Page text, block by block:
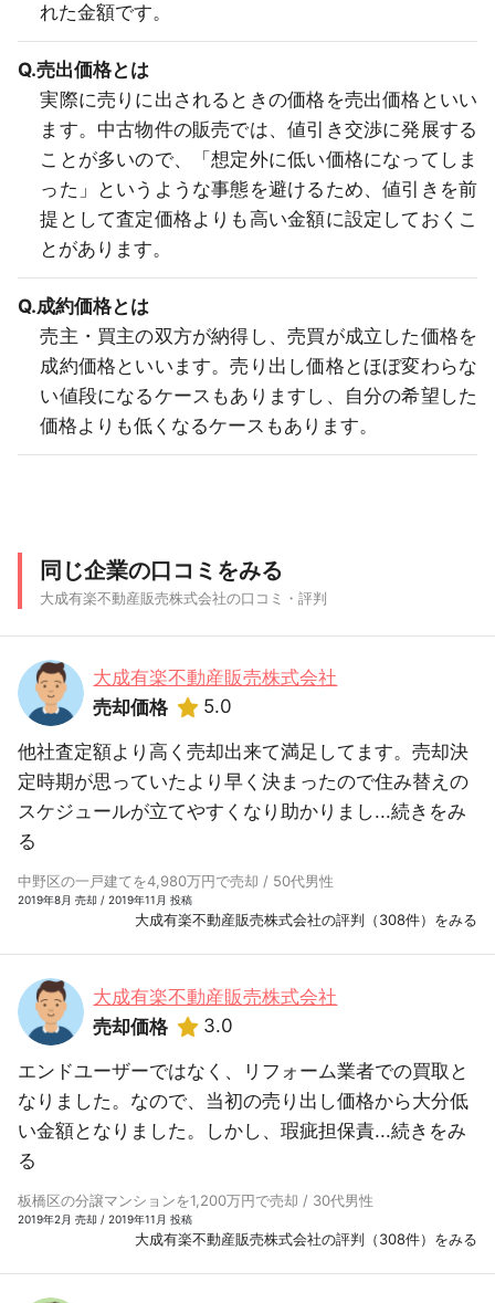
れた金額です。
Q.売出価格とは
実際に売りに出されるときの価格を売出価格といい
ます。中古物件の販売では、値引き交渉に発展する
ことが多いので、「想定外に低い価格になってしま
った」というような事態を避けるため、値引きを前
提として査定価格よりも高い金額に設定しておくこ
とがあります。
Q.成約価格とは
売主・買主の双方が納得し、売買が成立した価格を
成約価格といいます。売り出し価格とほぼ変わらな
い値段になるケースもありますし、自分の希望した
価格よりも低くなるケースもあります。
同じ企業の口コミをみる
大成有楽不動産販売株式会社の口コミ・評判
大成有楽不動産販売株式会社
売却価格
5.0
他社査定額より高く売却出来て満足してます。売却決
定時期が思っていたより早く決まったので住み替えの
スケジュールが立てやすくなり助かりまし...続きをみ
る
中野区の一戸建てを4,980万円で売却 / 50代男性
2019年8月 売却 / 2019年11月 投稿
大成有楽不動産販売株式会社の評判（308件）をみる
大成有楽不動産販売株式会社
売却価格
3.0
エンドユーザーではなく、リフォーム業者での買取と
なりました。なので、当初の売り出し価格から大分低
い金額となりました。しかし、瑕疵担保責...続きをみ
る
板橋区の分譲マンションを1,200万円で売却 / 30代男性
2019年2月 売却 / 2019年11月 投稿
大成有楽不動産販売株式会社の評判（308件）をみる